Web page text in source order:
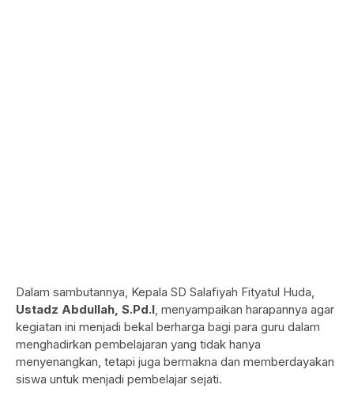
Dalam sambutannya, Kepala SD Salafiyah Fityatul Huda,
Ustadz Abdullah, S.Pd.I , menyampaikan harapannya agar
kegiatan ini menjadi bekal berharga bagi para guru dalam
menghadirkan pembelajaran yang tidak hanya
menyenangkan, tetapi juga bermakna dan memberdayakan
siswa untuk menjadi pembelajar sejati.